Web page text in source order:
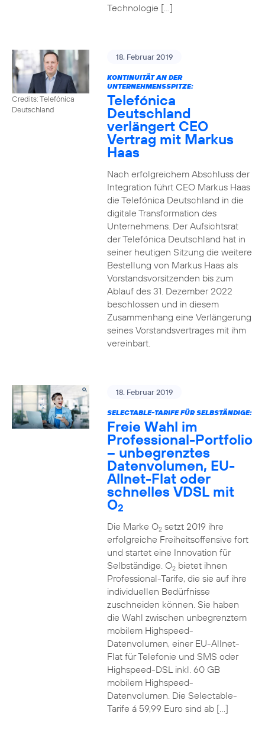
Technologie […]
Credits: Telefónica
Deutschland
18. Februar 2019
KONTINUITÄT AN DER
UNTERNEHMENSSPITZE:
Telefónica
Deutschland
verlängert CEO
Vertrag mit Markus
Haas
Nach erfolgreichem Abschluss der
Integration führt CEO Markus Haas
die Telefónica Deutschland in die
digitale Transformation des
Unternehmens. Der Aufsichtsrat
der Telefónica Deutschland hat in
seiner heutigen Sitzung die weitere
Bestellung von Markus Haas als
Vorstandsvorsitzenden bis zum
Ablauf des 31. Dezember 2022
beschlossen und in diesem
Zusammenhang eine Verlängerung
seines Vorstandsvertrages mit ihm
vereinbart.
18. Februar 2019
SELECTABLE-TARIFE FÜR SELBSTÄNDIGE:
Freie Wahl im
Professional-Portfolio
– unbegrenztes
Datenvolumen, EU-
Allnet-Flat oder
schnelles VDSL mit
O2
Die Marke O2setzt 2019 ihre
erfolgreiche Freiheitsoffensive fort
und startet eine Innovation für
Selbständige. O2bietet ihnen
Professional-Tarife, die sie auf ihre
individuellen Bedürfnisse
zuschneiden können. Sie haben
die Wahl zwischen unbegrenztem
mobilem Highspeed-
Datenvolumen, einer EU-Allnet-
Flat für Telefonie und SMS oder
Highspeed-DSL inkl. 60 GB
mobilem Highspeed-
Datenvolumen. Die Selectable-
Tarife á 59,99 Euro sind ab […]